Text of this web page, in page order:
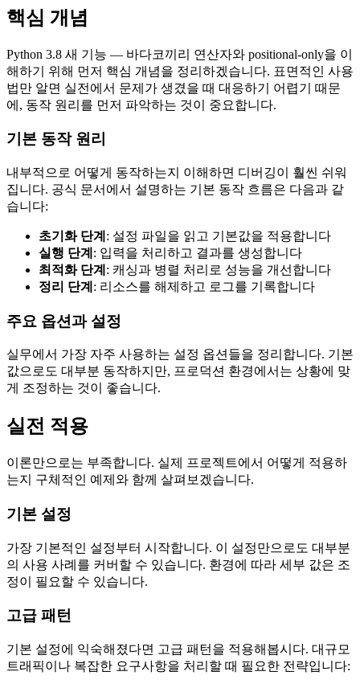
핵심 개념
Python 3.8 새 기능 — 바다코끼리 연산자와 positional-only을 이
해하기 위해 먼저 핵심 개념을 정리하겠습니다. 표면적인 사용
법만 알면 실전에서 문제가 생겼을 때 대응하기 어렵기 때문
에, 동작 원리를 먼저 파악하는 것이 중요합니다.
기본 동작 원리
내부적으로 어떻게 동작하는지 이해하면 디버깅이 훨씬 쉬워
집니다. 공식 문서에서 설명하는 기본 동작 흐름은 다음과 같
습니다:
초기화 단계 : 설정 파일을 읽고 기본값을 적용합니다
실행 단계 : 입력을 처리하고 결과를 생성합니다
최적화 단계 : 캐싱과 병렬 처리로 성능을 개선합니다
정리 단계 : 리소스를 해제하고 로그를 기록합니다
주요 옵션과 설정
실무에서 가장 자주 사용하는 설정 옵션들을 정리합니다. 기본
값으로도 대부분 동작하지만, 프로덕션 환경에서는 상황에 맞
게 조정하는 것이 좋습니다.
실전 적용
이론만으로는 부족합니다. 실제 프로젝트에서 어떻게 적용하
는지 구체적인 예제와 함께 살펴보겠습니다.
기본 설정
가장 기본적인 설정부터 시작합니다. 이 설정만으로도 대부분
의 사용 사례를 커버할 수 있습니다. 환경에 따라 세부 값은 조
정이 필요할 수 있습니다.
고급 패턴
기본 설정에 익숙해졌다면 고급 패턴을 적용해봅시다. 대규모
트래픽이나 복잡한 요구사항을 처리할 때 필요한 전략입니다: